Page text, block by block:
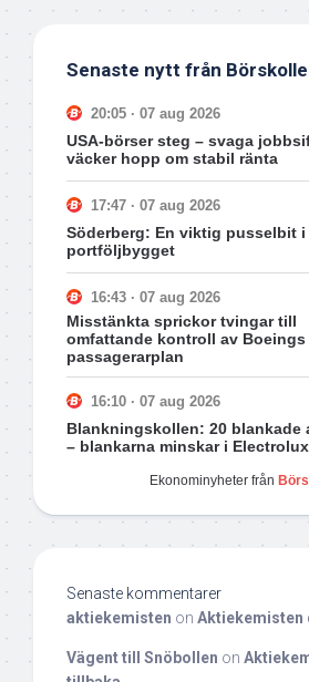
Senaste nytt från
20:05 · 07 aug 2026
USA-börser steg – svaga
väcker hopp om stabil ränta
17:47 · 07 aug 2026
Söderberg: En viktig pusselbit i
portföljbygget
16:43 · 07 aug 2026
Misstänkta sprickor tvingar till
omfattande kontroll av Boeings
passagerarplan
16:10 · 07 aug 2026
Blankningskollen: 20 blankade
– blankarna minskar i Electrolux
Ekonominyheter från
Senaste kommentarer
aktiekemisten on Aktiekemisten
Vägent till Snöbollen on